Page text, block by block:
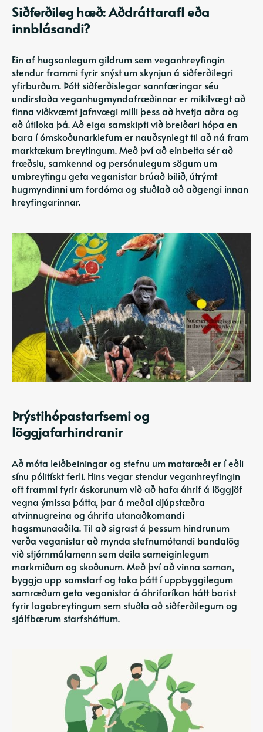
Siðferðileg hæð: Aðdráttarafl eða
innblásandi?
Ein af hugsanlegum gildrum sem veganhreyfingin
stendur frammi fyrir snýst um skynjun á siðferðilegri
yfirburðum. Þótt siðferðislegar sannfæringar séu
undirstaða veganhugmyndafræðinnar er mikilvægt að
finna viðkvæmt jafnvægi milli þess að hvetja aðra og
að útiloka þá. Að eiga samskipti við breiðari hópa en
bara í ómskoðunarklefum er nauðsynlegt til að ná fram
marktækum breytingum. Með því að einbeita sér að
fræðslu, samkennd og persónulegum sögum um
umbreytingu geta veganistar brúað bilið, útrýmt
hugmyndinni um fordóma og stuðlað að aðgengi innan
hreyfingarinnar.
Þrýstihópastarfsemi og
löggjafarhindranir
Að móta leiðbeiningar og stefnu um mataræði er í eðli
sínu pólitískt ferli. Hins vegar stendur veganhreyfingin
oft frammi fyrir áskorunum við að hafa áhrif á löggjöf
vegna ýmissa þátta, þar á meðal djúpstæðra
atvinnugreina og áhrifa utanaðkomandi
hagsmunaaðila. Til að sigrast á þessum hindrunum
verða veganistar að mynda stefnumótandi bandalög
við stjórnmálamenn sem deila sameiginlegum
markmiðum og skoðunum. Með því að vinna saman,
byggja upp samstarf og taka þátt í uppbyggilegum
samræðum geta veganistar á áhrifaríkan hátt barist
fyrir lagabreytingum sem stuðla að siðferðilegum og
sjálfbærum starfsháttum.